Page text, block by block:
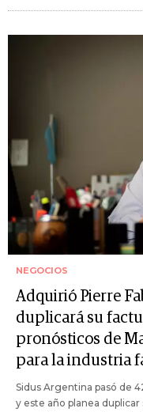
NEGOCIOS
Adquirió Pierre
duplicará su
pronósticos de
para la industria
Sidus Argentina pasó de
y este año planea